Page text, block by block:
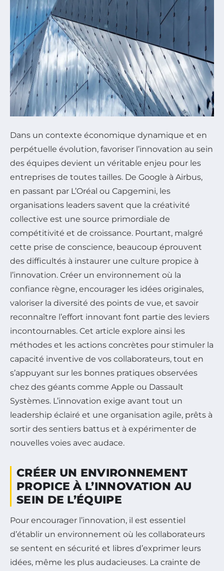
Dans un contexte économique dynamique et en
perpétuelle évolution, favoriser l’innovation au sein
des équipes devient un véritable enjeu pour les
entreprises de toutes tailles. De Google à Airbus,
en passant par L’Oréal ou Capgemini, les
organisations leaders savent que la créativité
collective est une source primordiale de
compétitivité et de croissance. Pourtant, malgré
cette prise de conscience, beaucoup éprouvent
des difficultés à instaurer une culture propice à
l’innovation. Créer un environnement où la
confiance règne, encourager les idées originales,
valoriser la diversité des points de vue, et savoir
reconnaître l’effort innovant font partie des leviers
incontournables. Cet article explore ainsi les
méthodes et les actions concrètes pour stimuler la
capacité inventive de vos collaborateurs, tout en
s’appuyant sur les bonnes pratiques observées
chez des géants comme Apple ou Dassault
Systèmes. L’innovation exige avant tout un
leadership éclairé et une organisation agile, prêts à
sortir des sentiers battus et à expérimenter de
nouvelles voies avec audace.
CRÉER UN ENVIRONNEMENT
PROPICE À L’INNOVATION AU
SEIN DE L’ÉQUIPE
Pour encourager l’innovation, il est essentiel
d’établir un environnement où les collaborateurs
se sentent en sécurité et libres d’exprimer leurs
idées, même les plus audacieuses. La crainte de